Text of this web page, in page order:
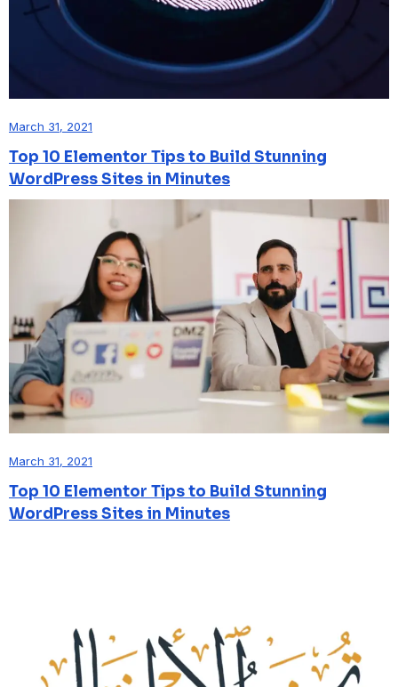
March 31, 2021
Top 10 Elementor Tips to Build Stunning
WordPress Sites in Minutes
March 31, 2021
Top 10 Elementor Tips to Build Stunning
WordPress Sites in Minutes